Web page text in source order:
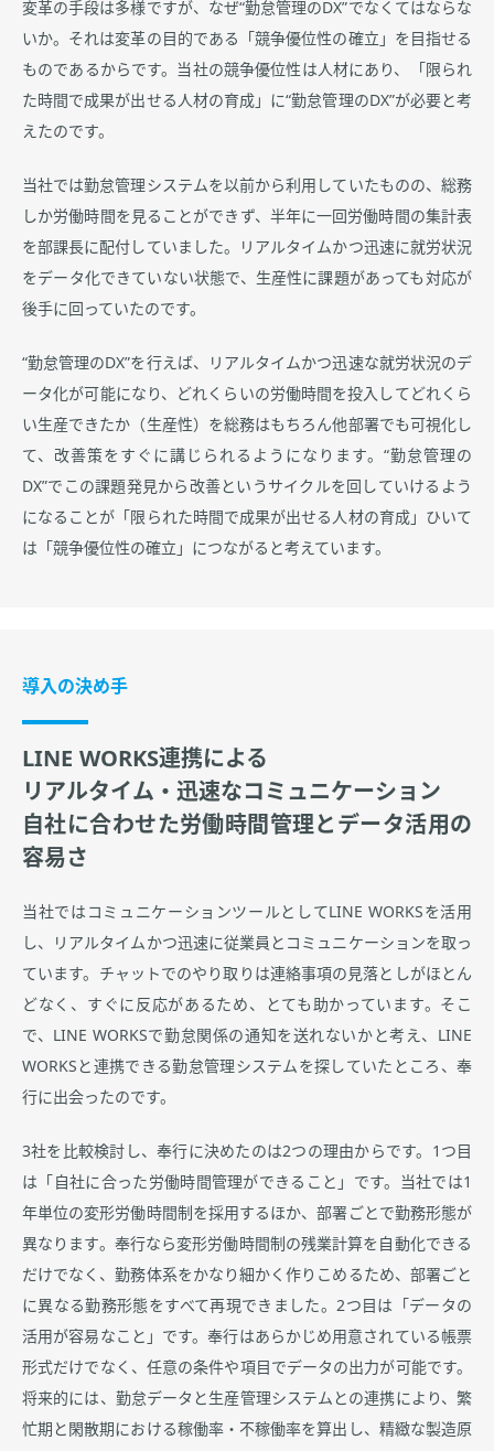
変革の手段は多様ですが、なぜ“勤怠管理のDX”でなくてはならな
いか。それは変革の目的である「競争優位性の確立」を目指せる
ものであるからです。当社の競争優位性は人材にあり、「限られ
た時間で成果が出せる人材の育成」に“勤怠管理のDX”が必要と考
えたのです。
当社では勤怠管理システムを以前から利用していたものの、総務
しか労働時間を見ることができず、半年に一回労働時間の集計表
を部課長に配付していました。リアルタイムかつ迅速に就労状況
をデータ化できていない状態で、生産性に課題があっても対応が
後手に回っていたのです。
“勤怠管理のDX”を行えば、リアルタイムかつ迅速な就労状況のデ
ータ化が可能になり、どれくらいの労働時間を投入してどれくら
い生産できたか（生産性）を総務はもちろん他部署でも可視化し
て、改善策をすぐに講じられるようになります。“勤怠管理の
DX”でこの課題発見から改善というサイクルを回していけるよう
になることが「限られた時間で成果が出せる人材の育成」ひいて
は「競争優位性の確立」につながると考えています。
導入の決め手
LINE WORKS連携による
リアルタイム・迅速なコミュニケーション
自社に合わせた労働時間管理とデータ活用の
容易さ
当社ではコミュニケーションツールとしてLINE WORKSを活用
し、リアルタイムかつ迅速に従業員とコミュニケーションを取っ
ています。チャットでのやり取りは連絡事項の見落としがほとん
どなく、すぐに反応があるため、とても助かっています。そこ
で、LINE WORKSで勤怠関係の通知を送れないかと考え、LINE
WORKSと連携できる勤怠管理システムを探していたところ、奉
行に出会ったのです。
3社を比較検討し、奉行に決めたのは2つの理由からです。1つ目
は「自社に合った労働時間管理ができること」です。当社では1
年単位の変形労働時間制を採用するほか、部署ごとで勤務形態が
異なります。奉行なら変形労働時間制の残業計算を自動化できる
だけでなく、勤務体系をかなり細かく作りこめるため、部署ごと
に異なる勤務形態をすべて再現できました。2つ目は「データの
活用が容易なこと」です。奉行はあらかじめ用意されている帳票
形式だけでなく、任意の条件や項目でデータの出力が可能です。
将来的には、勤怠データと生産管理システムとの連携により、繁
忙期と閑散期における稼働率・不稼働率を算出し、精緻な製造原